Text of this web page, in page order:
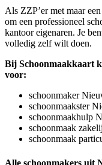
Als ZZP’er met maar
om een professioneel
kantoor eigenaren. Je
volledig zelf wilt doen.
Bij Schoonmaakkaart
voor:
schoonmaker
schoonmaakster
schoonmaakhulp
schoonmaak
schoonmaak
Alle schoonmakers uit